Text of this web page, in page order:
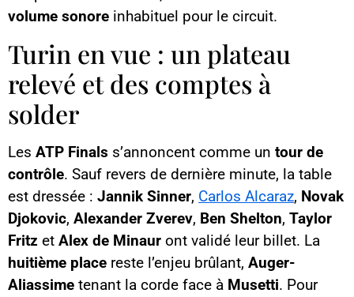
volume sonore inhabituel pour le circuit.
Turin en vue : un plateau
relevé et des comptes à
solder
Les ATP Finals s’annoncent comme un tour de
contrôle. Sauf revers de dernière minute, la table
est dressée : Jannik Sinner, Carlos Alcaraz, Novak
Djokovic, Alexander Zverev, Ben Shelton, Taylor
Fritz et Alex de Minaur ont validé leur billet. La
huitième place reste l’enjeu brûlant, Auger-
Aliassime tenant la corde face à Musetti. Pour